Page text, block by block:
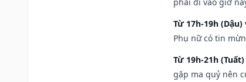
Từ 17h-19h
Phụ nữ có tin
Từ 19h-21h
gặp ma quỷ nên